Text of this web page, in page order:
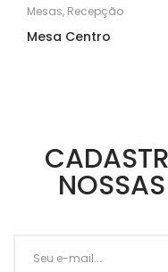
Mesas, Recepção
Mesa Centro